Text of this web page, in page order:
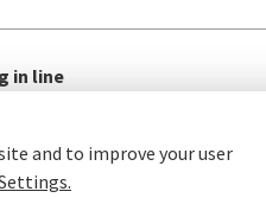
and to improve your user
in line